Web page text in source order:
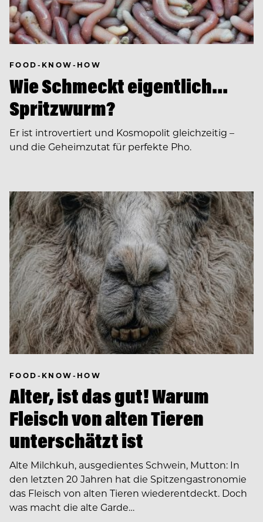
FOOD-KNOW-HOW
Wie Schmeckt eigentlich…
Spritzwurm?
Er ist introvertiert und Kosmopolit gleichzeitig –
und die Geheimzutat für perfekte Pho.
FOOD-KNOW-HOW
Alter, ist das gut! Warum
Fleisch von alten Tieren
unterschätzt ist
Alte Milchkuh, ausgedientes Schwein, Mutton: In
den letzten 20 Jahren hat die Spitzengastronomie
das Fleisch von alten Tieren wiederentdeckt. Doch
was macht die alte Garde…